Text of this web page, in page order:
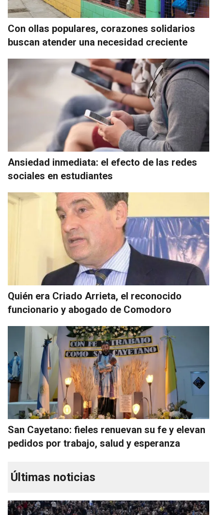
Con ollas populares, corazones solidarios
buscan atender una necesidad creciente
Ansiedad inmediata: el efecto de las redes
sociales en estudiantes
Quién era Criado Arrieta, el reconocido
funcionario y abogado de Comodoro
San Cayetano: fieles renuevan su fe y elevan
pedidos por trabajo, salud y esperanza
Últimas noticias